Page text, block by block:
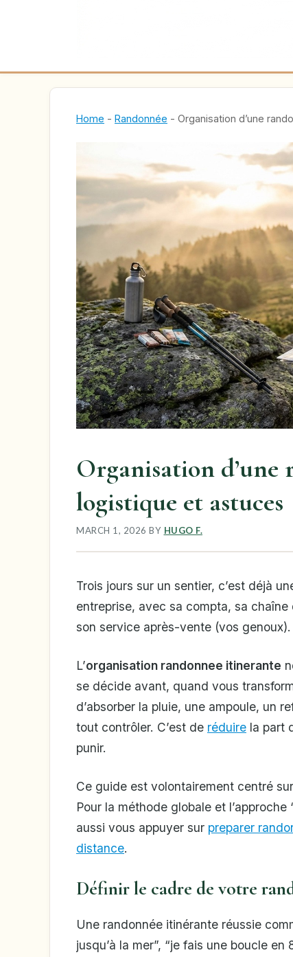
Home - Randonnée - Organisation d’une
Organisation
logistique et astuces
MARCH 1, 2026 BY HUGO F.
Trois jours sur un sentier, c’est déjà
entreprise, avec sa compta, sa chaîne
son service après-vente (vos genoux).
L’organisation randonnee itinerante
se décide avant, quand vous
d’absorber la pluie, une ampoule, un
tout contrôler. C’est de réduire la part
punir.
Ce guide est volontairement centré
Pour la méthode globale et
aussi vous appuyer sur preparer
distance.
Définir le cadre de votre
Une randonnée itinérante réussie
jusqu’à la mer”, “je fais une boucle